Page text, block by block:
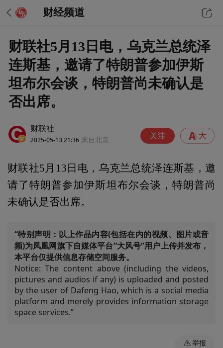
财经频道
财联社5月13日电，乌克兰总统泽
连斯基，邀请了特朗普参加伊斯
坦布尔会谈，特朗普尚未确认是
否出席。
财联社
2025-05-13 21:36 来自北京
财联社5月13日电，乌克兰总统泽连斯基，邀
请了特朗普参加伊斯坦布尔会谈，特朗普尚
未确认是否出席。
“特别声明：以上作品内容(包括在内的视频、图片或音
频)为凤凰网旗下自媒体平台“大风号”用户上传并发布，
本平台仅提供信息存储空间服务。
Notice: The content above (including the videos,
pictures and audios if any) is uploaded and posted
by the user of Dafeng Hao, which is a social media
platform and merely provides information storage
space services.”
举报